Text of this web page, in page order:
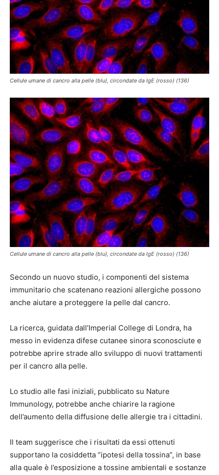
Cellule umane di cancro alla pelle (blu), circondate da IgE (rosso) (136)
Cellule umane di cancro alla pelle (blu), circondate da IgE (rosso) (136)
Secondo un nuovo studio, i componenti del sistema
immunitario che scatenano reazioni allergiche possono
anche aiutare a proteggere la pelle dal cancro.
La ricerca, guidata dall’Imperial College di Londra, ha
messo in evidenza difese cutanee sinora sconosciute e
potrebbe aprire strade allo sviluppo di nuovi trattamenti
per il cancro alla pelle.
Lo studio alle fasi iniziali, pubblicato su Nature
Immunology, potrebbe anche chiarire la ragione
dell’aumento della diffusione delle allergie tra i cittadini.
Il team suggerisce che i risultati da essi ottenuti
supportano la cosiddetta “ipotesi della tossina”, in base
alla quale è l’esposizione a tossine ambientali e sostanze